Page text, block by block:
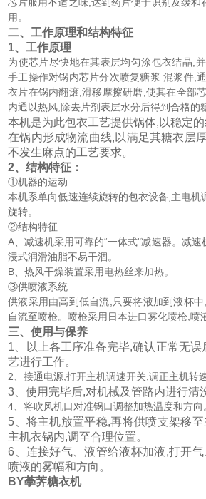
芯片服用不适之味,达到药片便于识别及缓和
用。
二、工作原理和结构特征
1、工作原理
为使芯片尽快地在其表层均匀涂包衣结晶,
手工操作对锅内芯片分次喷复糖浆 混浆件,
衣片在锅内翻滚,滑移摩擦研磨,使其在全部
内通以热风,除去片剂表层水分后得到合格的
本机是为此包衣工艺提供锅体,以稳定
在锅内形成物流曲线,以满足其糖衣层
不发生麻点的工艺要求。
2、结构特征：
①机器的运动
本机系单向低速连续旋转的包衣设备,主电机
旋转。
②结构特征
A、减速机采用可靠的“一体式"减速器。减
浸式润滑油脂不易干涸。
B、热风干燥装置采用电热丝来加热。
③供喷液系统
供液采用由高到低自流,只要将液加到液杯
自流至喷枪。喷枪采用日本进口雾化喷枪,喷
三、使用与保养
1、
以上各工序准备完毕,确认正常无
艺进行工作。
2、接通电源,打开主机调速开关,调正主机转
3、使用完毕后,对机械及管路内进行清
4、将吹风机口对准锅口调整加热温度和方向
5、 将主机放置平稳,再将供喷支架移
主机衣锅内,调至合理位置。
6、 连接好气、液管给液杯加液,打开气
喷液的雾幅和方向。
BY荸荠糖衣机